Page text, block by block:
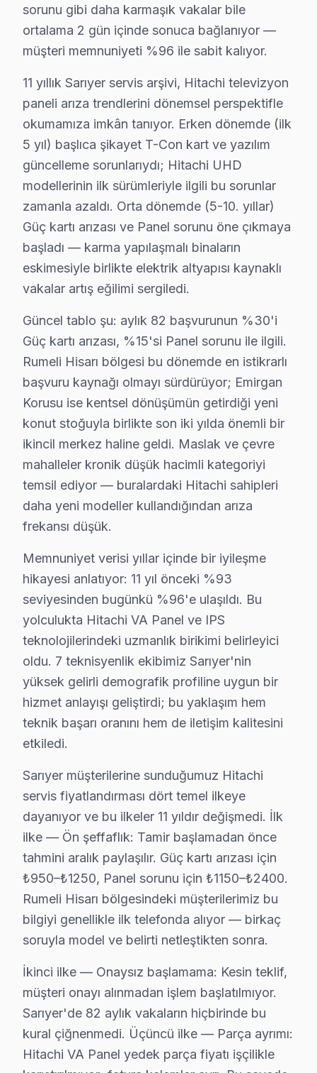
Hitachi TV — Fabrika Servis
✓ 15+ Yıl Deneyim
✓ Yazılı Garanti Belgesi
✓ Orijinal Yedek Parça
✓ Ücretsiz Arıza Tespiti
Sarıyer, İstanbul'un köklü ilçelerinden biri olup bölgemizdeki
Hitachi Arızaları: Sahadan Gözlemler
Bugün Sarıyer'den bir Hitachi UHD serisi
Cihazı incelediğimde, ilk bakışta dışarıdan temiz ve
Cihazın ilk incelemesinde, açılma sorununun
Trafik sebebiyle müşterinin biraz gergin olduğunu fark
Bu tür arızalar, kullanıcıların ürünlerini daha verimli
Sarıyer Sahasından Hitachi Notları
Sarıyer bölgesinde Hitachi televizyon'ler ile ilgili en
1.Açılmama Sorunu: Cihazın tamamen açılmadığı
2.Backlight Sorunları: Ekranın belli kısımlarında
3.Yazılım Güncellemeleri Sorunu: Cihazın
4.Panel Sorunları: Görüntüde hatalı çizgiler ya da
5.Anakart Arızası
Bu beş sorun, Sarıyer’de Hitachi kullanıcılarının
Sarıyer Mahallelerinde Hitachi Servisi
Ayazağa'da Hitachi TV Servisi
Ayazağa mahallesinde Hitachi ekran'lerle sık
Bahçeköy'de Hitachi TV Servisi
Bahçeköy mahallesinde Hitachi televizyon'ler
Baltalimanı'nda Hitachi TV Servisi
Baltalimanı, çeşitli arıza tipleriyle karşımıza
Büyükdere'de Hitachi TV Servisi
Büyükdere'de Hitachi televizyon'lerde en çok
Çamlıtepe'de Hitachi TV Servisi
Çamlıtepe mahallesi, Hitachi ekran kullanıcılarının
Çayırbaşı'nda Hitachi TV Servisi
Çayırbaşı'nda Hitachi televizyon'lerle ilgili olarak en
Cumhuriyet'te Hitachi TV Servisi
Cumhuriyet mahallesinde Hitachi TV arızaları
Darüşşafaka'da Hitachi TV Servisi
Darüşşafaka mahallesi, Hitachi ekran onarım
sorunu gibi daha karmaşık vakalar bile
ortalama 2 gün içinde sonuca bağlanıyor —
müşteri memnuniyeti %96 ile sabit kalıyor.
11 yıllık Sarıyer servis arşivi, Hitachi televizyon
paneli arıza trendlerini dönemsel perspektifle
okumamıza imkân tanıyor. Erken dönemde (ilk
5 yıl) başlıca şikayet T-Con kart ve yazılım
güncelleme sorunlarıydı; Hitachi UHD
modellerinin ilk sürümleriyle ilgili bu sorunlar
zamanla azaldı. Orta dönemde (5-10. yıllar)
Güç kartı arızası ve Panel sorunu öne çıkmaya
başladı — karma yapılaşmalı binaların
eskimesiyle birlikte elektrik altyapısı kaynaklı
vakalar artış eğilimi sergiledi.
Güncel tablo şu: aylık 82 başvurunun %30'i
Güç kartı arızası, %15'si Panel sorunu ile ilgili.
Rumeli Hisarı bölgesi bu dönemde en istikrarlı
başvuru kaynağı olmayı sürdürüyor; Emirgan
Korusu ise kentsel dönüşümün getirdiği yeni
konut stoğuyla birlikte son iki yılda önemli bir
ikincil merkez haline geldi. Maslak ve çevre
mahalleler kronik düşük hacimli kategoriyi
temsil ediyor — buralardaki Hitachi sahipleri
daha yeni modeller kullandığından arıza
frekansı düşük.
Memnuniyet verisi yıllar içinde bir iyileşme
hikayesi anlatıyor: 11 yıl önceki %93
seviyesinden bugünkü %96'e ulaşıldı. Bu
yolculukta Hitachi VA Panel ve IPS
teknolojilerindeki uzmanlık birikimi belirleyici
oldu. 7 teknisyenlik ekibimiz Sarıyer'nin
yüksek gelirli demografik profiline uygun bir
hizmet anlayışı geliştirdi; bu yaklaşım hem
teknik başarı oranını hem de iletişim kalitesini
etkiledi.
Sarıyer müşterilerine sunduğumuz Hitachi
servis fiyatlandırması dört temel ilkeye
dayanıyor ve bu ilkeler 11 yıldır değişmedi. İlk
ilke — Ön şeffaflık: Tamir başlamadan önce
tahmini aralık paylaşılır. Güç kartı arızası için
₺950–₺1250, Panel sorunu için ₺1150–₺2400.
Rumeli Hisarı bölgesindeki müşterilerimiz bu
bilgiyi genellikle ilk telefonda alıyor — birkaç
soruyla model ve belirti netleştikten sonra.
İkinci ilke — Onaysız başlamama: Kesin teklif,
müşteri onayı alınmadan işlem başlatılmıyor.
Sarıyer'de 82 aylık vakaların hiçbirinde bu
kural çiğnenmedi. Üçüncü ilke — Parça ayrımı:
Hitachi VA Panel yedek parça fiyatı işçilikle